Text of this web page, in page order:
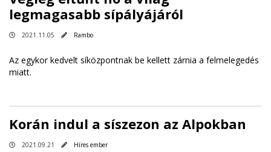
legmagasabb sípályájáról
2021.11.05 Rambo
Az egykor kedvelt síközpontnak be kellett zárnia a felmelegedés
miatt.
Korán indul a síszezon az Alpokban
2021.09.21 Híres ember